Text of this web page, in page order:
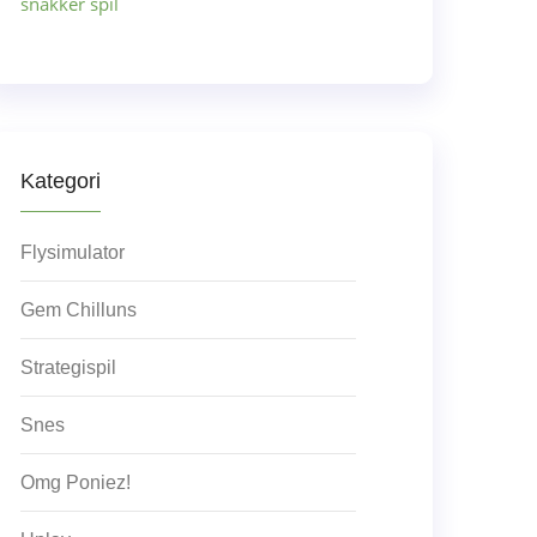
Kategori
Flysimulator
Gem Chilluns
Strategispil
Snes
Omg Poniez!